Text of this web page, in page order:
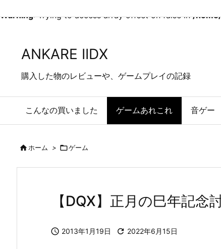
Warning: Trying to access array offset on false in/
ANKARE IIDX
購入した物のレビューや、ゲームプレイの記録
こんなの買いました ゲームあれこれ 音ゲー
ホーム > ゲーム
【DQX】正月の巳年記
 2013年1月19日  2022年6月15日